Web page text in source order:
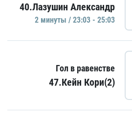
40.Лазушин Александр
2 минуты / 23:03 - 25:03
Гол в равенстве
47.Кейн Кори(2)